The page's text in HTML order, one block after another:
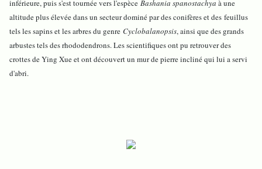
inférieure, puis s'est tournée vers l'espèce Bashania spanostachya à une
altitude plus élevée dans un secteur dominé par des conifères et des feuillus
tels les sapins et les arbres du genre Cyclobalanopsis, ainsi que des grands
arbustes tels des rhododendrons. Les scientifiques ont pu retrouver des
crottes de Ying Xue et ont découvert un mur de pierre incliné qui lui a servi
d'abri.